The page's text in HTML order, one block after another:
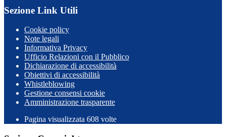
Sezione Link Utili
Cookie policy
Note legali
Informativa Privacy
Ufficio Relazioni con il Pubblico
Dichiarazione di accessibilità
Obiettivi di accessibilità
Whistleblowing
Gestione consensi cookie
Amministrazione trasparente
Pagina visualizzata 608 volte